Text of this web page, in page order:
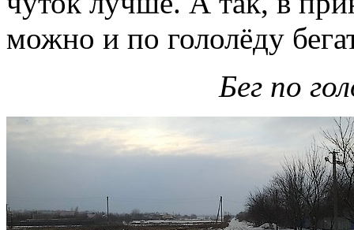
можно и по гололёду
Бег по